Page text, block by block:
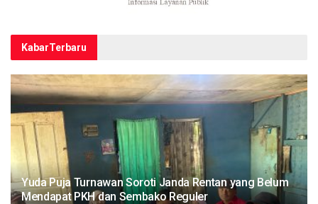
KabarTerbaru
Yuda Puja Turnawan Soroti Janda Rentan yang Belum
Mendapat PKH dan Sembako Reguler